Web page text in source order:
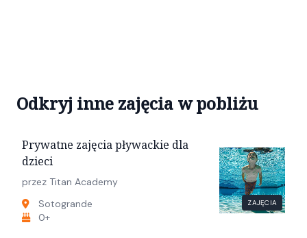
Odkryj inne zajęcia w pobliżu
ZAJĘCIA
Prywatne zajęcia pływackie dla
dzieci
przez Titan Academy
Sotogrande
0+